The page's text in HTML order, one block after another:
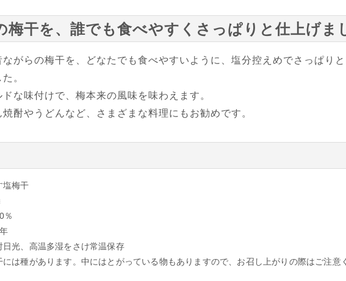
梅干を、誰でも食べやすくさっぱりと仕上げま
がらの梅干を、どなたでも食べやすいように、塩分控えめでさっぱり
。
な味付けで、梅本来の風味を味わえます。
酎やうどんなど、さまざまな料理にもお勧めです。
梅干
、高温多湿をさけ常温保存
は種があります。中にはとがっている物もありますので、お召し上がりの際はご注意